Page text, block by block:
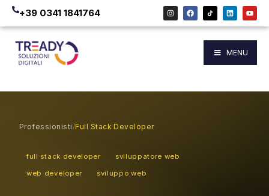
+39 0341 1841764
MENU
Professionisti /Full Stack Developer
full stack developer
sviluppatore web
web developer
sviluppo web